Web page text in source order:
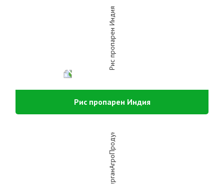
Рис пропарен Индия